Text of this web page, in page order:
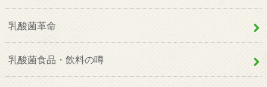
乳酸菌革命
乳酸菌食品・飲料の噂